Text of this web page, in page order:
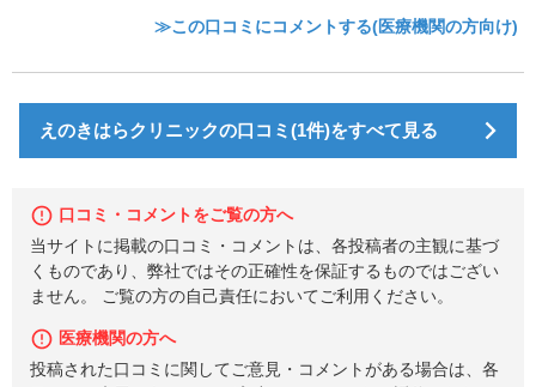
≫この口コミにコメントする(医療機関の方向け)
えのきはらクリニックの口コミ(1件)をすべて見る
口コミ・コメントをご覧の方へ
当サイトに掲載の口コミ・コメントは、各投稿者の主観に基づ
くものであり、弊社ではその正確性を保証するものではござい
ません。 ご覧の方の自己責任においてご利用ください。
医療機関の方へ
投稿された口コミに関してご意見・コメントがある場合は、各